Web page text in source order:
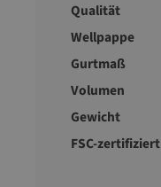
Qualität
Wellpappe
Gurtmaß
Volumen
Gewicht
FSC-zertifiziert